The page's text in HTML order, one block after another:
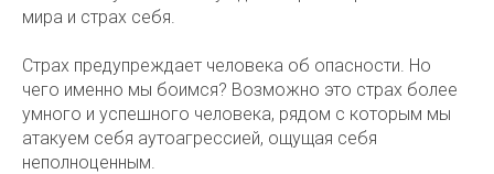
мира и страх себя.
Страх предупреждает человека об опасности. Но
чего именно мы боимся? Возможно это страх более
умного и успешного человека, рядом с которым мы
атакуем себя аутоагрессией, ощущая себя
неполноценным.